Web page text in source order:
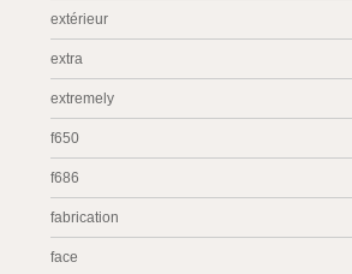
extérieur
extra
extremely
f650
f686
fabrication
face